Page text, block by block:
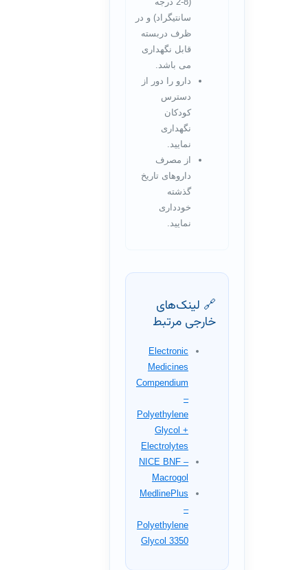
سانتیگراد) و در
ظرف دربسته
قابل نگهداری
می باشد.
دارو را دور از
دسترس
کودکان
نگهداری
نمایید.
از مصرف
داروهای تاریخ
گذشته
خودداری
نمایید.
🔗 لینک‌های
خارجی مرتبط
Electronic
Medicines
Compendium
–
Polyethylene
Glycol +
Electrolytes
NICE BNF –
Macrogol
MedlinePlus
–
Polyethylene
Glycol 3350